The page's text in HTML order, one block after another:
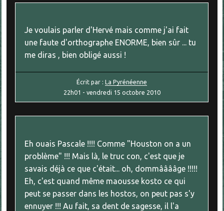
Je voulais parler d'Hervé mais comme j'ai fait
une faute d'orthographe ENORME, bien sûr ... tu
me diras , bien obligé aussi !
Écrit par :La Pyrénéenne
22h01 - vendredi 15 octobre 2010
Eh ouais Pascale !!!! Comme "Houston on a un
problème" !!! Mais là, le truc con, c'est que je
savais déjà ce que c'était... oh, dommââââge !!!!!
Eh, c'est quand même maousse kosto ce qui
peut se passer dans les hostos, on peut pas s'y
ennuyer !!! Au fait, sa dent de sagesse, il l'a